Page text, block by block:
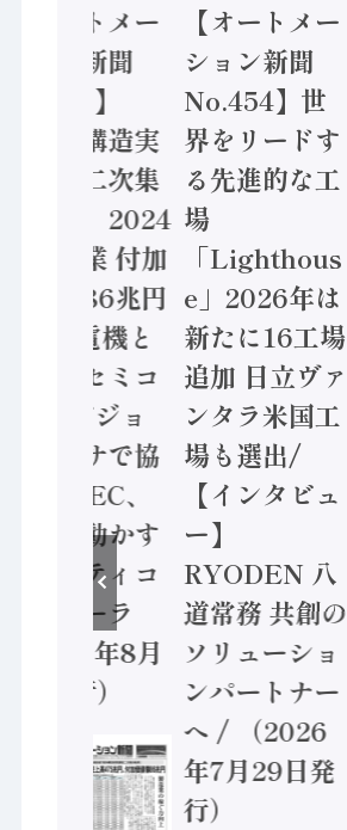
【オートメー
ション新聞
No.455】
「経済構造実
態調査二次集
計結果」2024
年製造業 付加
価値額86兆円
/ 三菱電機と
ソニーセミコ
ン AIビジョ
ンセンサで協
業 / IDEC、
安全に動かす
セーフティコ
ントローラ
（2026年8月
5日発行）
【オートメー
ション新聞
No.454】世
界をリードす
る先進的な工
場
「Lighthous
e」2026年は
新たに16工場
追加 日立ヴァ
ンタラ米国工
場も選出/
【インタビュ
ー】
RYODEN 八
道常務 共創の
ソリューショ
ンパートナー
へ / （2026
年7月29日発
行）